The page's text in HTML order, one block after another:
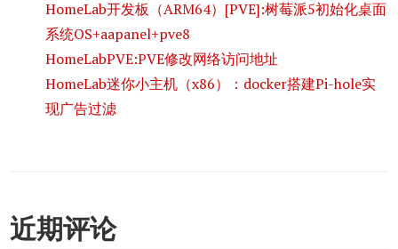
HomeLab开发板（ARM64）[PVE]:树莓派5初始化桌面
系统OS+aapanel+pve8
HomeLabPVE:PVE修改网络访问地址
HomeLab迷你小主机（x86）：docker搭建Pi-hole实
现广告过滤
近期评论